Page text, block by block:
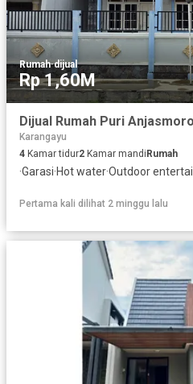
Rumah·dijual
Rp 1,60M
Dijual Rumah Puri
Karangayu
4 Kamar tidur2 Kamar mandiRumah
·Garasi·Hot water·Outdoor
Pertama kali dilihat 2 minggu lalu